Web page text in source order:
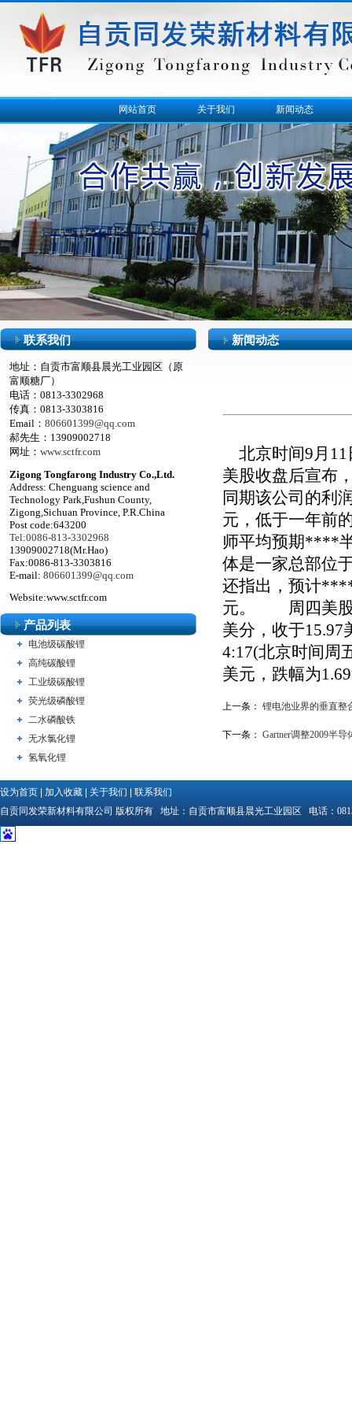
网站首页 关于我们 新闻动态
联系我们
地址：自贡市富顺县晨光工业园区（原
富顺糖厂）
电话：0813-3302968
传真：0813-3303816
Email：806601399@qq.com
郝先生：13909002718
网址：www.sctfr.com
Zigong Tongfarong Industry Co.,Ltd.
Address: Chenguang science and
Technology Park,Fushun County,
Zigong,Sichuan Province, P.R.China
Post code:643200
Tel:0086-813-3302968
13909002718(Mr.Hao)
Fax:0086-813-3303816
E-mail:806601399@qq.com
Website:www.sctfr.com
产品列表
电池级碳酸锂
高纯碳酸锂
工业级碳酸锂
荧光级磷酸锂
二水磷酸铁
无水氯化锂
氢氧化锂
新闻动态
北京时间9月11
美股收盘后宣布
同期该公司的利
元，低于一年前
师平均预期****
体是一家总部位
还指出，预计
元。 周四美股
美分，收于15.97
4:17(北京时间周
美元，跌幅为
上一条：锂电池业界的垂直整
下一条：Gartner调整2009半
设为首页 加入收藏 关于我们
联系我们
自贡同发荣新材料有限公司 版权所有 地址： 自贡市富顺县晨光工业园区 电话：